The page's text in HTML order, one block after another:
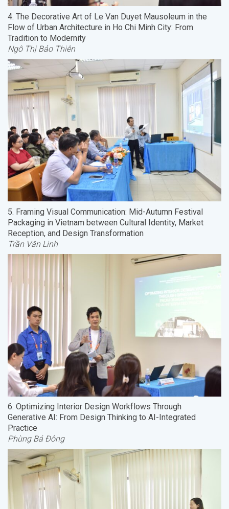
4. The Decorative Art of Le Van Duyet Mausoleum in the
Flow of Urban Architecture in Ho Chi Minh City: From
Tradition to Modernity
Ngô Thị Bảo Thiên
5. Framing Visual Communication: Mid-Autumn Festival
Packaging in Vietnam between Cultural Identity, Market
Reception, and Design Transformation
Trần Văn Linh
6. Optimizing Interior Design Workflows Through
Generative AI: From Design Thinking to AI-Integrated
Practice
Phùng Bá Đông